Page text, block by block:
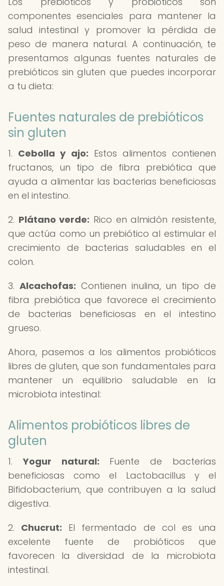
componentes esenciales para mantener la
salud intestinal y promover la pérdida de
peso de manera natural. A continuación, te
presentamos algunas fuentes naturales de
prebióticos sin gluten que puedes incorporar
a tu dieta:
Fuentes naturales de prebióticos
sin gluten
1. Cebolla y ajo: Estos alimentos contienen
fructanos, un tipo de fibra prebiótica que
ayuda a alimentar las bacterias beneficiosas
en el intestino.
2. Plátano verde: Rico en almidón resistente,
que actúa como un prebiótico al estimular el
crecimiento de bacterias saludables en el
colon.
3. Alcachofas: Contienen inulina, un tipo de
fibra prebiótica que favorece el crecimiento
de bacterias beneficiosas en el intestino
grueso.
Ahora, pasemos a los alimentos probióticos
libres de gluten, que son fundamentales para
mantener un equilibrio saludable en la
microbiota intestinal:
Alimentos probióticos libres de
gluten
1. Yogur natural: Fuente de bacterias
beneficiosas como el Lactobacillus y el
Bifidobacterium, que contribuyen a la salud
digestiva.
2. Chucrut: El fermentado de col es una
excelente fuente de probióticos que
favorecen la diversidad de la microbiota
intestinal.